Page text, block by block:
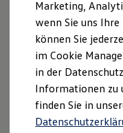
Sportwagen
Schnell verfügbare
Angebote und
Aktuelle
E-Auto-
Volkswagen
Die ENERGY
Junge
Marketing,
wenn Sie uns
können Sie
im Cookie
in der
Informationen zu
finden Sie in